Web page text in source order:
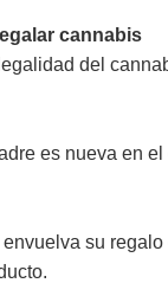
cannabis
del
es nueva en
su